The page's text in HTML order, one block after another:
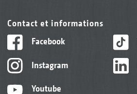
Contact et informations
Facebook
Instagram
Youtube